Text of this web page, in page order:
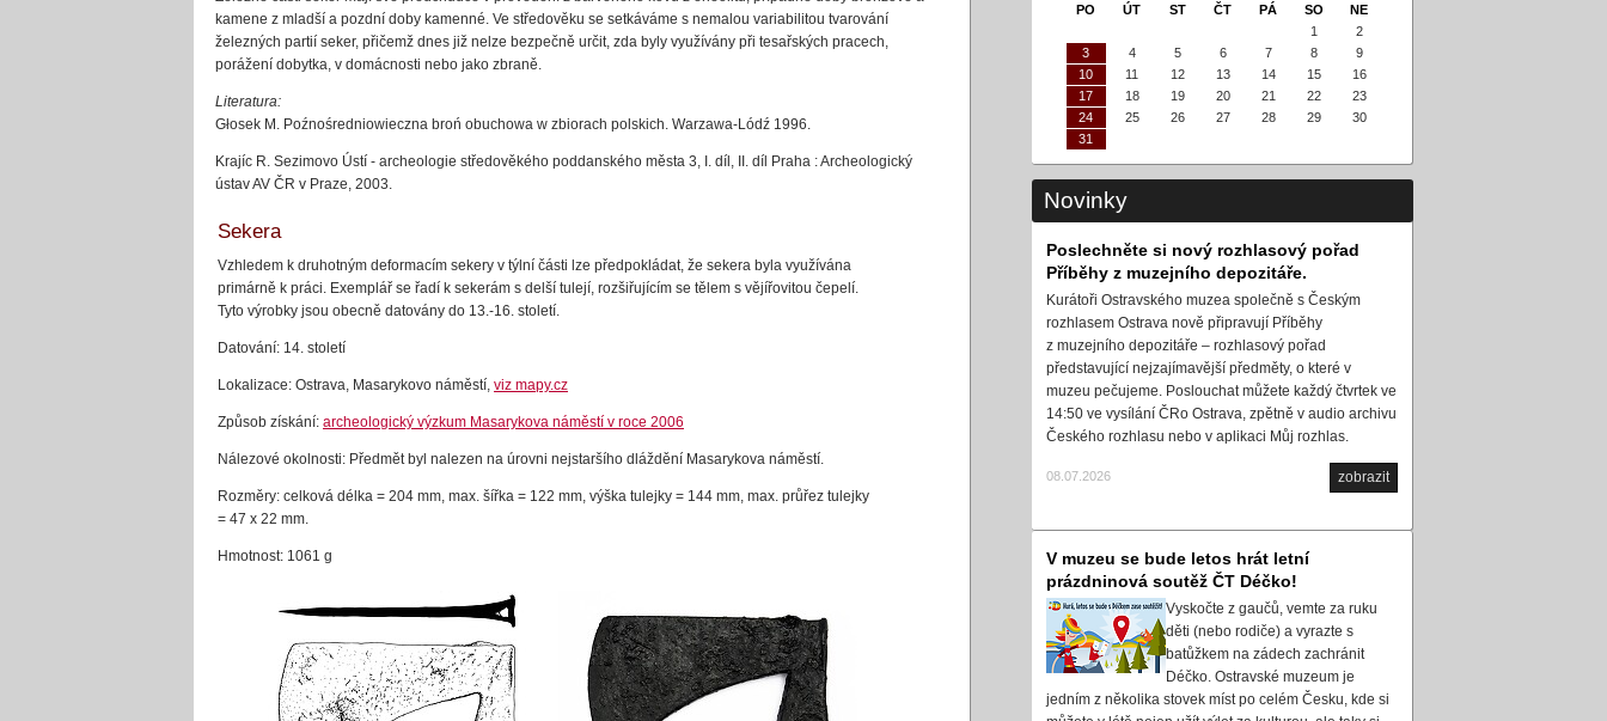
PO ÚT ST ČT PÁ SO
NE
1
2
3
4 5 6 7 8
9
10
11 12 13 14 15
16
17
18 19 20 21 22
23
24
25 26 27 28 29
30
31
Novinky
Poslechněte si nový rozhlasový pořad
Příběhy z muzejního depozitáře.
Kurátoři Ostravského muzea společně s Českým
rozhlasem Ostrava nově připravují Příběhy
z muzejního depozitáře – rozhlasový pořad
představující nejzajímavější předměty, o které v
muzeu pečujeme. Poslouchat můžete každý čtvrtek ve
14:50 ve vysílání ČRo Ostrava, zpětně v audio archivu
Českého rozhlasu nebo v aplikaci Můj rozhlas.
08.07.2026 zobrazit
V muzeu se bude letos hrát letní
prázdninová soutěž ČT Déčko!
Vyskočte z gaučů, vemte za ruku
děti (nebo rodiče) a vyrazte s
batůžkem na zádech zachránit
Déčko. Ostravské muzeum je
jedním z několika stovek míst po celém Česku, kde si
kamene z mladší a pozdní doby kamenné. Ve středověku se setkáváme s nemalou variabilitou tvarování
železných partií seker, přičemž dnes již nelze bezpečně určit, zda byly využívány při tesařských pracech,
porážení dobytka, v domácnosti nebo jako zbraně.
Literatura:
Głosek M. Poźnośredniowieczna broń obuchowa w zbiorach polskich. Warzawa-Lódź 1996.
Krajíc R. Sezimovo Ústí - archeologie středověkého poddanského města 3, I. díl, II. díl Praha : Archeologický
ústav AV ČR v Praze, 2003.
Sekera
Vzhledem k druhotným deformacím sekery v týlní části lze předpokládat, že sekera byla využívána
primárně k práci. Exemplář se řadí k sekerám s delší tulejí, rozšiřujícím se tělem s vějířovitou čepelí.
Tyto výrobky jsou obecně datovány do 13.-16. století.
Datování: 14. století
Lokalizace: Ostrava, Masarykovo náměstí, viz mapy.cz
Způsob získání: archeologický výzkum Masarykova náměstí v roce 2006
Nálezové okolnosti: Předmět byl nalezen na úrovni nejstaršího dláždění Masarykova náměstí.
Rozměry: celková délka = 204 mm, max. šířka = 122 mm, výška tulejky = 144 mm, max. průřez tulejky
= 47 x 22 mm.
Hmotnost: 1061 g